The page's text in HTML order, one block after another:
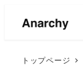
トップページ